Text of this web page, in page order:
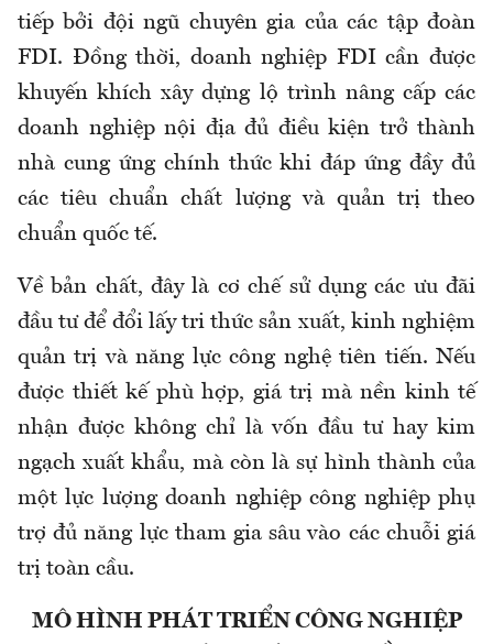
tiếp bởi đội ngũ chuyên gia của các tập đoàn
FDI. Đồng thời, doanh nghiệp FDI cần được
khuyến khích xây dựng lộ trình nâng cấp các
doanh nghiệp nội địa đủ điều kiện trở thành
nhà cung ứng chính thức khi đáp ứng đầy đủ
các tiêu chuẩn chất lượng và quản trị theo
chuẩn quốc tế.
Về bản chất, đây là cơ chế sử dụng các ưu đãi
đầu tư để đổi lấy tri thức sản xuất, kinh nghiệm
quản trị và năng lực công nghệ tiên tiến. Nếu
được thiết kế phù hợp, giá trị mà nền kinh tế
nhận được không chỉ là vốn đầu tư hay kim
ngạch xuất khẩu, mà còn là sự hình thành của
một lực lượng doanh nghiệp công nghiệp phụ
trợ đủ năng lực tham gia sâu vào các chuỗi giá
trị toàn cầu.
MÔ HÌNH PHÁT TRIỂN CÔNG NGHIỆP